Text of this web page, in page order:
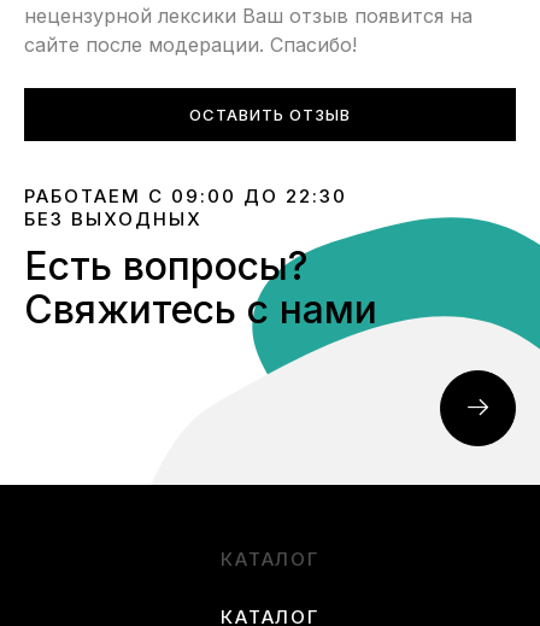
нецензурной лексики Ваш отзыв появится на
сайте после модерации. Спасибо!
ОСТАВИТЬ ОТЗЫВ
РАБОТАЕМ С 09:00 ДО 22:30
БЕЗ ВЫХОДНЫХ
Есть вопросы?
Свяжитесь с нами
КАТАЛОГ
КАТАЛОГ